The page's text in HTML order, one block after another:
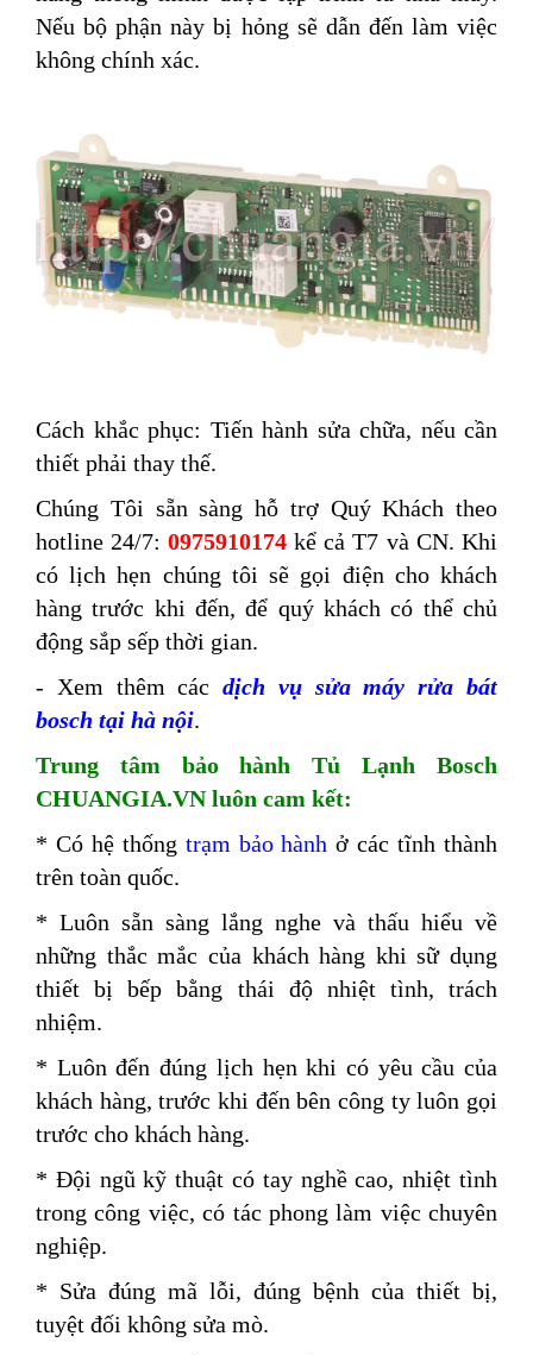
Nếu bộ phận này bị hỏng sẽ dẫn đến làm việc
không chính xác.
Cách khắc phục: Tiến hành sửa chữa, nếu cần
thiết phải thay thế.
Chúng Tôi sẵn sàng hỗ trợ Quý Khách theo
hotline 24/7: 0975910174kể cả T7 và CN. Khi
có lịch hẹn chúng tôi sẽ gọi điện cho khách
hàng trước khi đến, để quý khách có thể chủ
động sắp sếp thời gian.
- Xem thêm cácdịch vụ sửa máy rửa bát
bosch tại hà nội.
Trung tâm bảo hành Tủ Lạnh Bosch
CHUANGIA.VN luôn cam kết:
* Có hệ thống trạm bảo hành ở các tĩnh thành
trên toàn quốc.
* Luôn sẵn sàng lắng nghe và thấu hiểu về
những thắc mắc của khách hàng khi sữ dụng
thiết bị bếp bằng thái độ nhiệt tình, trách
nhiệm.
* Luôn đến đúng lịch hẹn khi có yêu cầu của
khách hàng, trước khi đến bên công ty luôn gọi
trước cho khách hàng.
* Đội ngũ kỹ thuật có tay nghề cao, nhiệt tình
trong công việc, có tác phong làm việc chuyên
nghiệp.
* Sửa đúng mã lỗi, đúng bệnh của thiết bị,
tuyệt đối không sửa mò.